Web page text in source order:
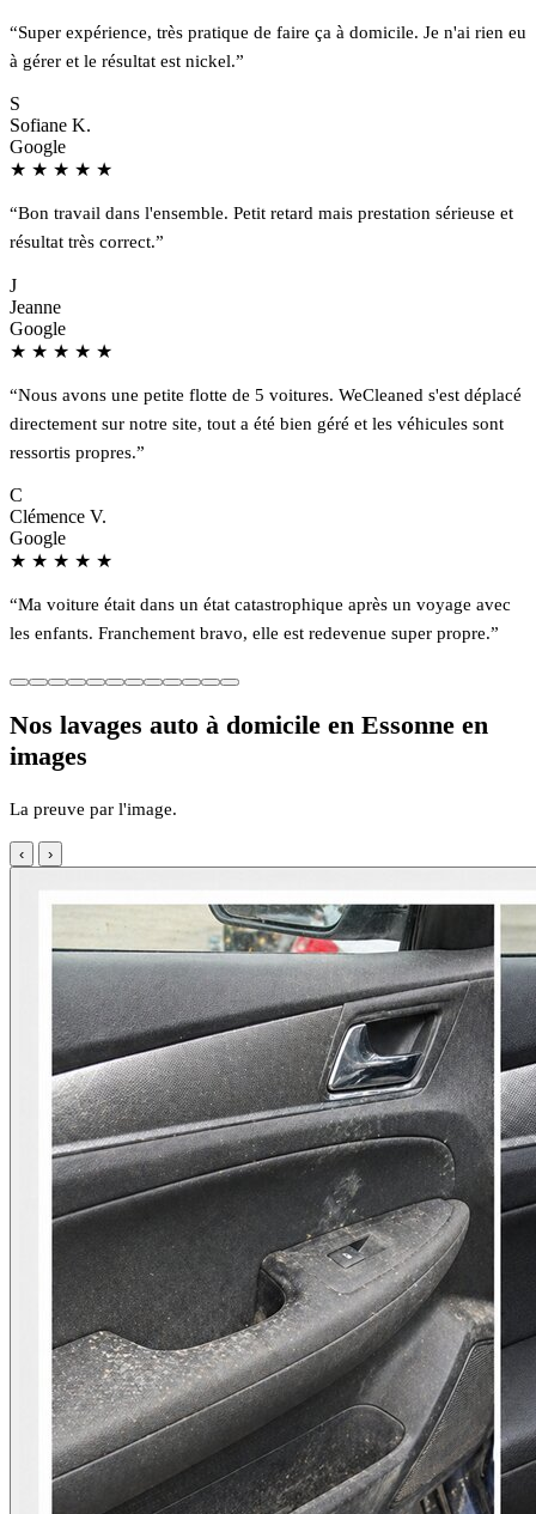
“Super expérience, très pratique de faire ça à domicile. Je n'ai rien eu
à gérer et le résultat est nickel.”
S
Sofiane K.
Google
★ ★ ★ ★ ★
“Bon travail dans l'ensemble. Petit retard mais prestation sérieuse et
résultat très correct.”
J
Jeanne
Google
★ ★ ★ ★ ★
“Nous avons une petite flotte de 5 voitures. WeCleaned s'est déplacé
directement sur notre site, tout a été bien géré et les véhicules sont
ressortis propres.”
C
Clémence V.
Google
★ ★ ★ ★ ★
“Ma voiture était dans un état catastrophique après un voyage avec
les enfants. Franchement bravo, elle est redevenue super propre.”
Nos lavages auto à domicile en Essonne en
images
La preuve par l'image.
‹ ›